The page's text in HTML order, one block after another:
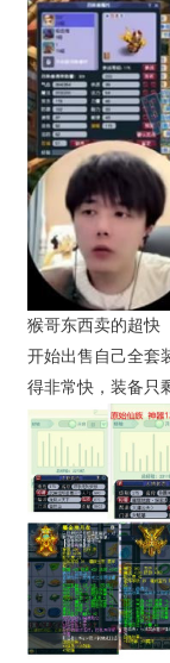
猴哥东西卖的超快
开始出售自己全套
得非常快，装备只